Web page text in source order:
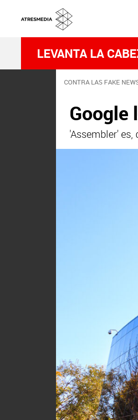
LEVANTA LA
CONTRA LAS FAKE
Google
'Assembler'